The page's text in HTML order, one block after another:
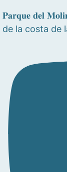
𝐏𝐚𝐫𝐪𝐮𝐞 𝐝𝐞𝐥
de la costa de